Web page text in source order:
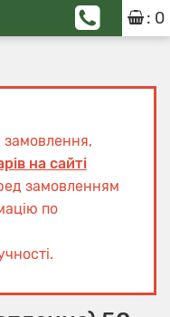
: 0
на сайті
замовленням
по